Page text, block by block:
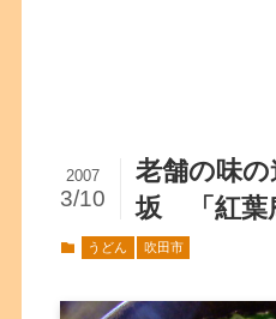
老舗の味
坂 「紅葉
2007
3/10
うどん 吹田市